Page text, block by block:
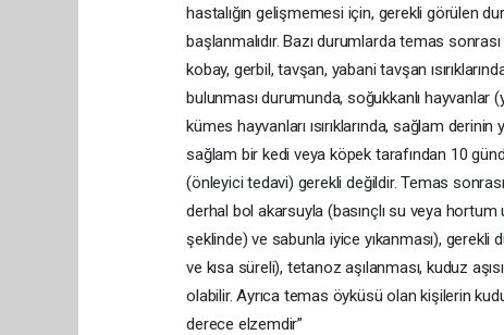
hastalığın gelişmemesi için, gerekli görülen
başlanmalıdır. Bazı durumlarda temas
kobay, gerbil, tavşan, yabani tavşan
bulunması durumunda, soğukkanlı hayvanlar
kümes hayvanları ısırıklarında, sağlam
sağlam bir kedi veya köpek tarafından 10
(önleyici tedavi) gerekli değildir. Temas
derhal bol akarsuyla (basınçlı su veya hortum
şeklinde) ve sabunla iyice yıkanması),
ve kısa süreli), tetanoz aşılanması, kuduz
olabilir. Ayrıca temas öyküsü olan kişilerin
derece elzemdir”